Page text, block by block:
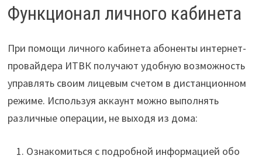
Функционал личного кабинета
При помощи личного кабинета абоненты интернет-
провайдера ИТВК получают удобную возможность
управлять своим лицевым счетом в дистанционном
режиме. Используя аккаунт можно выполнять
различные операции, не выходя из дома:
Ознакомиться с подробной информацией обо